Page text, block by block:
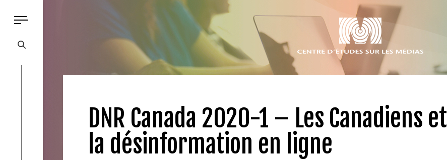
DNR Canada 2020-1 – Les Canadiens et
la désinformation en ligne